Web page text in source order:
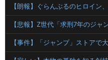
【朗報】ぐらんぶるのヒロイン